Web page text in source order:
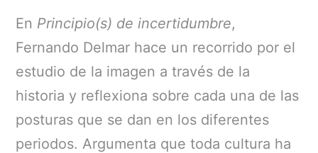
En Principio(s) de incertidumbre,
Fernando Delmar hace un recorrido por el
estudio de la imagen a través de la
historia y reflexiona sobre cada una de las
posturas que se dan en los diferentes
periodos. Argumenta que toda cultura ha